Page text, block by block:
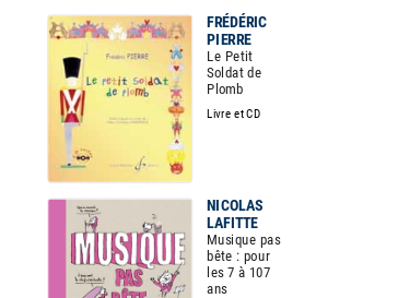
FRÉDÉRIC
PIERRE
Le Petit
Soldat de
Plomb
Livre et CD
NICOLAS
LAFITTE
Musique pas
bête : pour
les 7 à 107
ans